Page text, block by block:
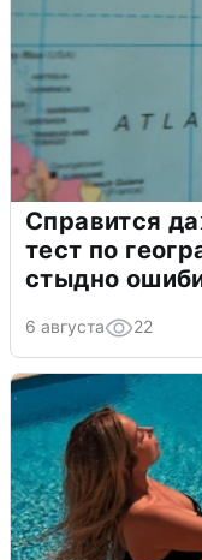
Справится
тест по
стыдно
6 августа 22